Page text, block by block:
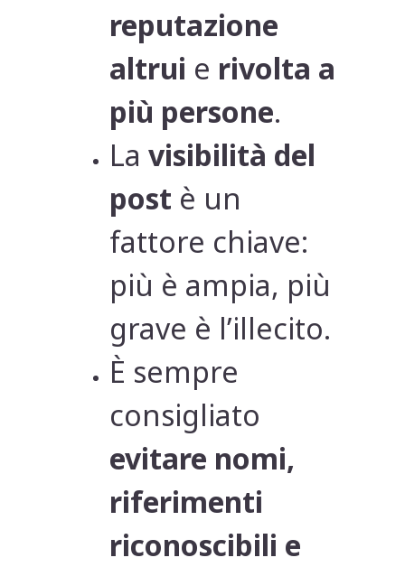
reputazione
altrui e rivolta a
più persone.
Lavisibilità del
post è un
fattore chiave:
più è ampia, più
grave è l’illecito.
È sempre
consigliato
evitare nomi,
riferimenti
riconoscibili e